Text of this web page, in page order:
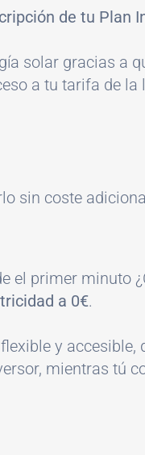
de tu Plan
solar gracias a
a tu tarifa de la
sin coste
el primer minuto
a 0€.
y accesible,
mientras tú